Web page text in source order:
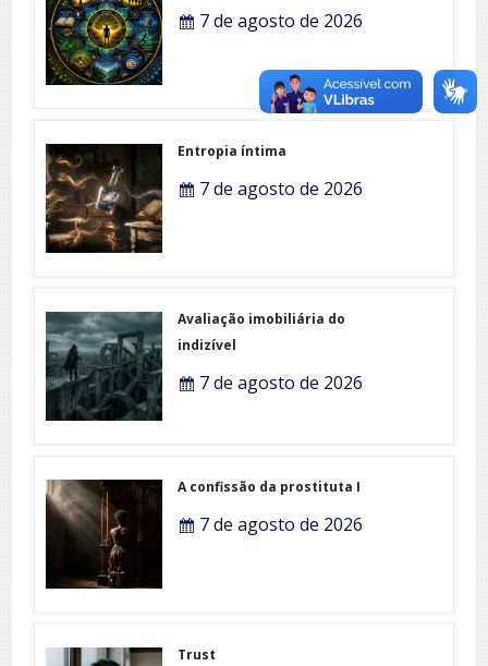
7 de agosto de 2026
Entropia íntima
7 de agosto de 2026
Avaliação imobiliária do
indizível
7 de agosto de 2026
A confissão da prostituta I
7 de agosto de 2026
Trust